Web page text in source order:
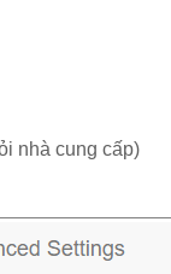
nhà cung cấp)